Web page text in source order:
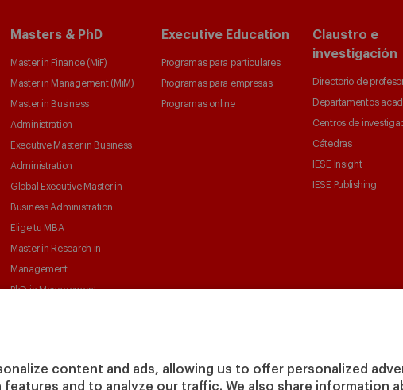
content and ads, allowing us to offer personalized
features and to analyze our traffic. We also share information
Masters & PhD
Master in Finance (MiF)
Master in Management (MiM)
Master in Business
Administration
Executive Master in Business
Administration
Global Executive Master in
Business Administration
Elige tu MBA
Master in Research in
Management
PhD in Management
Executive Education
Programas para particulares
Programas para empresas
Programas online
Claustro e
investigación
Directorio de
Departamentos
Centros de
Cátedras
IESE Insight
IESE Publishing